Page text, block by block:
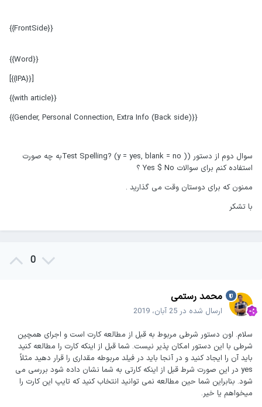
{{FrontSide}}
{{Word}}
[{{IPA}}]
{{with article}}
{{Gender, Personal Connection, Extra Info (Back side)}}
سوال دوم از دستور (Test Spelling? (y = yes, blank = no )به چه صورت
استفاده کنم برای سوالات Yes $ No ؟
ممنون که برای دوستان وقت می گذارید .
با تشکر
0
محمد رستمی
ارسال شده در 25 آبان، 2019
سلام. اون دستور شرطی مربوط به قبل از مطالعه کارت است و اجرای همچین
شرطی با این دستور امکان پذیر نیست. شما قبل از اینکه کارت را مطالعه کنید
باید آن را ایجاد کنید و در آنجا باید در فیلد مربوطه مقداری را قرار دهید مثلاً
yes در این صورت شرط قبل از اینکه کارتی به شما نشان داده شود بررسی می
شود. بنابراین شما حین مطالعه نمی توانید انتخاب کنید که تایپ این کارت را
میخواهم یا خیر.